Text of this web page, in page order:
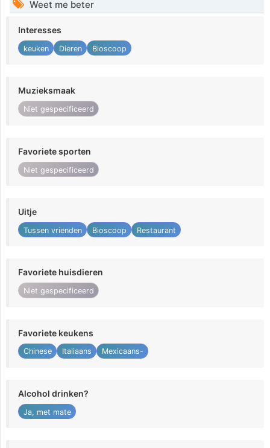
Weet me beter
Interesses
keuken Dieren Bioscoop
Muzieksmaak
Niet gespecificeerd
Favoriete sporten
Niet gespecificeerd
Uitje
Tussen vrienden Bioscoop Restaurant
Favoriete huisdieren
Niet gespecificeerd
Favoriete keukens
Chinese Italiaans Mexicaans-
Alcohol drinken?
Ja, met mate